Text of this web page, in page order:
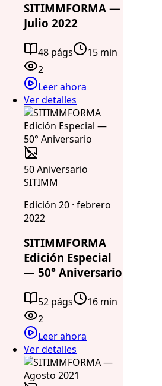
SITIMMFORMA —
Julio 2022
48 págs
15 min
2
Leer ahora
Ver detalles
50 Aniversario
SITIMM
Edición 20 · febrero
2022
SITIMMFORMA
Edición Especial
— 50° Aniversario
52 págs
16 min
2
Leer ahora
Ver detalles